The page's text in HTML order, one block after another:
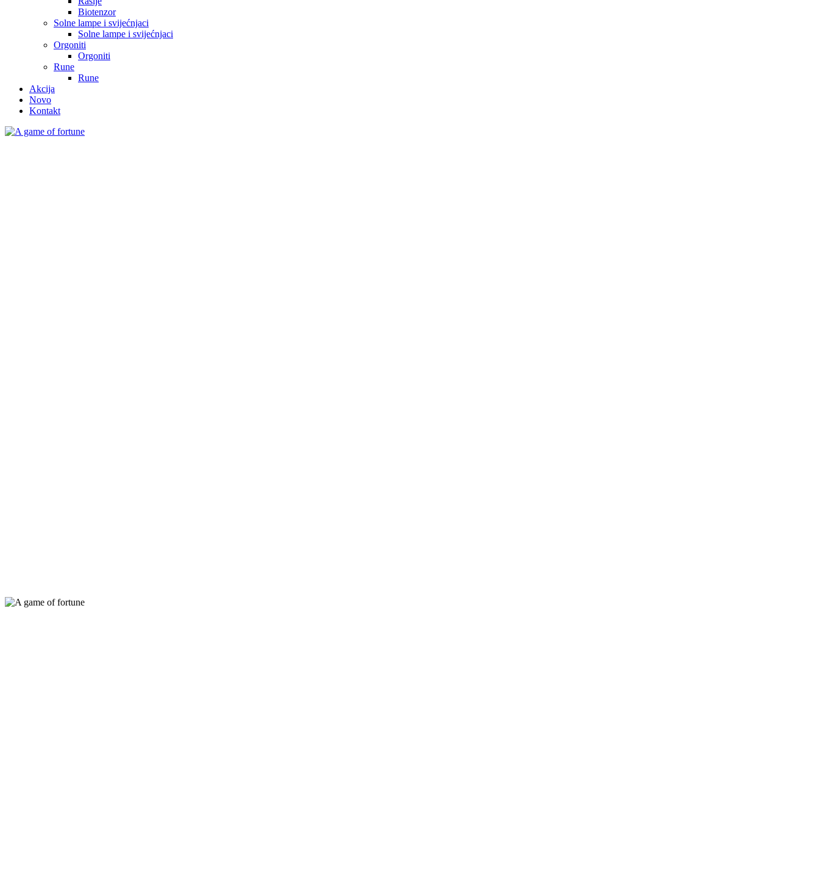
Biotenzor
Solne lampe i svijećnjaci
Solne lampe i svijećnjaci
Orgoniti
Orgoniti
Rune
Rune
Akcija
Novo
Kontakt